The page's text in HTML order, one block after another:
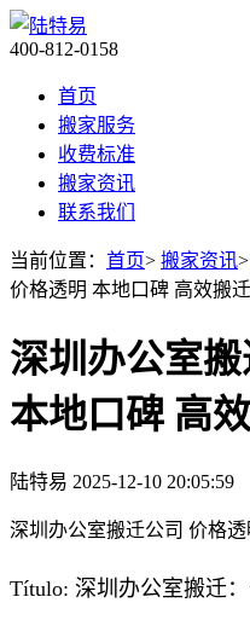
400-812-0158
首页
搬家服务
收费标准
搬家资讯
联系我们
当前位置： 首页> 搬家资讯>
价格透明 本地口碑 高效搬迁
深圳办公室
本地口碑 高
陆特易 2025-12-10 20:05:59
深圳办公室搬迁公司 价格
Título: 深圳办公室搬迁